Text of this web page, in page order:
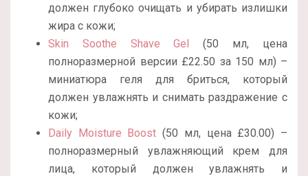
должен глубоко очищать и убирать излишки
жира с кожи;
Skin Soothe Shave Gel (50 мл, цена
полноразмерной версии £22.50 за 150 мл) –
миниатюра геля для бриться, который
должен увлажнять и снимать раздражение с
кожи;
Daily Moisture Boost (50 мл, цена £30.00) –
полноразмерный увлажняющий крем для
лица, который должен увлажнять и